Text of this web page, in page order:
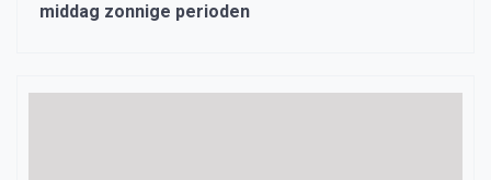
middag zonnige perioden